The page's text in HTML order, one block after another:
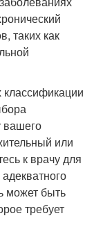
таких как
вашего
или
к врачу для
может быть
требует